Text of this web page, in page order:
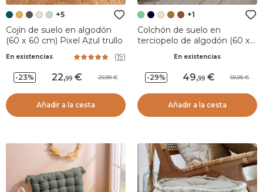
+5
Cojín de suelo en algodón
(60 x 60 cm) Pixel Azul trullo
En existencias (19)
-23% 22,99 29,99
Añadir a la cesta
+1
Colchón de suelo en
terciopelo de algodón (60 x
En existencias
-29% 49,99 69,99
Añadir a la cesta